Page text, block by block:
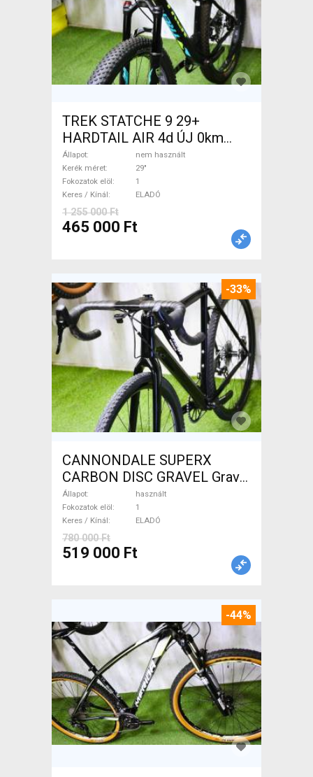
TREK STATCHE 9 29+
HARDTAIL AIR 4d ÚJ 0km
M/L Mountain Bike 29" elöl
teleszkópos nem használt
ELADÓ
Állapot
nem használt
Kerék méret
29"
Fokozatok elöl
1
Keres / Kínál
ELADÓ
1 255 000 Ft
465 000 Ft
-33%
CANNONDALE SUPERX
CARBON DISC GRAVEL Gravel
/ CX tárcsafék használt
ELADÓ
Állapot
használt
Fokozatok elöl
1
Keres / Kínál
ELADÓ
780 000 Ft
519 000 Ft
-44%